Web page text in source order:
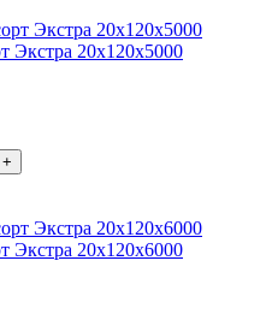
Экстра 20х120х5000
+
Экстра 20х120х6000